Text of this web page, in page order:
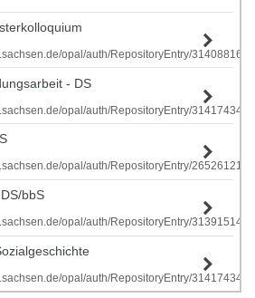
opal/auth/RepositoryEntry/
- DS
opal/auth/RepositoryEntry/
opal/auth/RepositoryEntry/
bbS
opal/auth/RepositoryEntry/
opal/auth/RepositoryEntry/